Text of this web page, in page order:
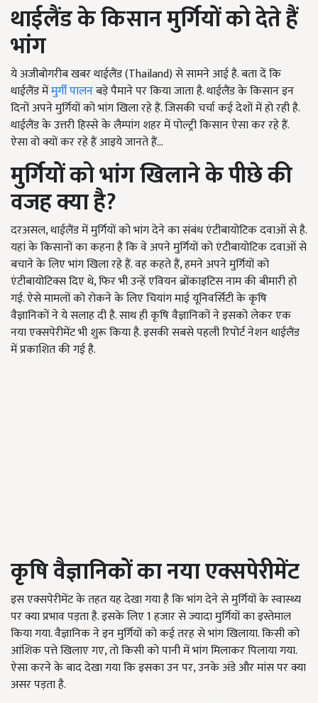
थाईलैंड के किसान मुर्गियों को देते हैं
भांग
ये अजीबोगरीब खबर थाईलैंड (Thailand) से सामने आई है. बता दें कि
थाईलैंड मेंमुर्गी पालनबड़े पैमाने पर किया जाता है. थाईलैंड के किसान इन
दिनों अपने मुर्गियों को भांग खिला रहे हैं. जिसकी चर्चा कई देशों में हो रही है.
थाईलैंड के उत्तरी हिस्से के लैम्पांग शहर में पोल्ट्री किसान ऐसा कर रहे हैं.
ऐसा वो क्यों कर रहे हैं आइये जानते हैं...
मुर्गियों को भांग खिलाने के पीछे की
वजह क्या है?
दरअसल, थाईलैंड में मुर्गियों को भांग देने का संबंध एंटीबायोटिक दवाओं से है.
यहां के किसानों का कहना है कि वे अपने मुर्गियों को एंटीबायोटिक दवाओं से
बचाने के लिए भांग खिला रहे हैं. वह कहते हैं, हमने अपने मुर्गियों को
एंटीबायोटिक्स दिए थे, फिर भी उन्हें एवियन ब्रोंकाइटिस नाम की बीमारी हो
गई. ऐसे मामलों को रोकने के लिए चियांग माई यूनिवर्सिटी के कृषि
वैज्ञानिकों ने ये सलाह दी है. साथ ही कृषि वैज्ञानिकों ने इसको लेकर एक
नया एक्सपेरीमेंट भी शुरू किया है. इसकी सबसे पहली रिपोर्ट नेशन थाईलैंड
में प्रकाशित की गई है.
कृषि वैज्ञानिकों का नया एक्सपेरीमेंट
इस एक्सपेरीमेंट के तहत यह देखा गया है कि भांग देने से मुर्गियों के स्वास्थ्य
पर क्या प्रभाव पड़ता है. इसके लिए 1 हजार से ज्यादा मुर्गियों का इस्तेमाल
किया गया. वैज्ञानिक ने इन मुर्गियों को कई तरह से भांग खिलाया. किसी को
आंशिक पत्ते खिलाए गए, तो किसी को पानी में भांग मिलाकर पिलाया गया.
ऐसा करने के बाद देखा गया कि इसका उन पर, उनके अंडे और मांस पर क्या
असर पड़ता है.